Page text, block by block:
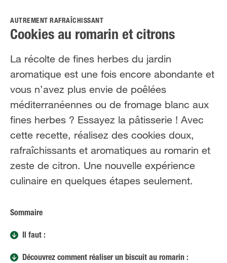
Qui sommes-nous?
FR NL
AUTREMENT RAFRAÎCHISSANT
Cookies au romarin et citrons
La récolte de fines herbes du jardin
aromatique est une fois encore abondante et
vous n’avez plus envie de poêlées
méditerranéennes ou de fromage blanc aux
fines herbes ? Essayez la pâtisserie ! Avec
cette recette, réalisez des cookies doux,
rafraîchissants et aromatiques au romarin et
zeste de citron. Une nouvelle expérience
culinaire en quelques étapes seulement.
Sommaire
Il faut :
Découvrez comment réaliser un biscuit au romarin :